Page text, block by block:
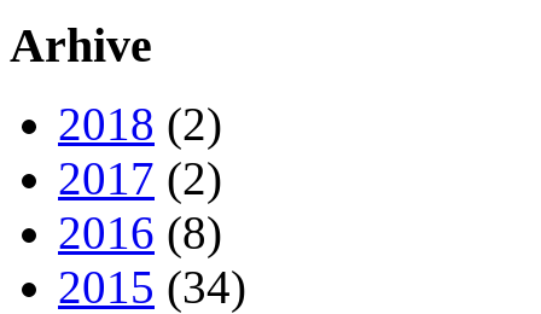
Arhive
2018 (2)
2017 (2)
2016 (8)
2015 (34)